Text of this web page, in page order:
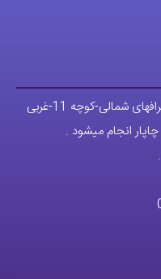
شمالی-کوچه 11-غربی
انجام میشود .